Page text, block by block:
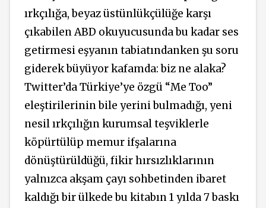
ırkçılığa, beyaz üstünlükçülüğe karşı
çıkabilen ABD okuyucusunda bu kadar ses
getirmesi eşyanın tabiatındanken şu soru
giderek büyüyor kafamda: biz ne alaka?
Twitter’da Türkiye’ye özgü “Me Too”
eleştirilerinin bile yerini bulmadığı, yeni
nesil ırkçılığın kurumsal teşviklerle
köpürtülüp memur ifşalarına
dönüştürüldüğü, fikir hırsızlıklarının
yalnızca akşam çayı sohbetinden ibaret
kaldığı bir ülkede bu kitabın 1 yılda 7 baskı